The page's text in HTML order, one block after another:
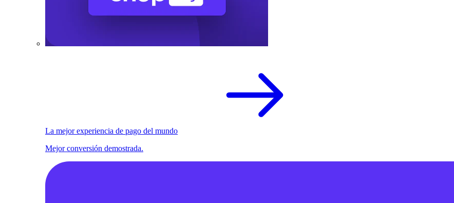
La mejor experiencia de pago del mundo
Mejor conversión demostrada.